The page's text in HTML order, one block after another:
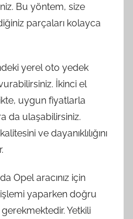
Bu yöntem, size
parçaları kolayca
yerel oto yedek
İkinci el
uygun fiyatlarla
da ulaşabilirsiniz.
ve dayanıklılığını
Opel aracınız için
yaparken doğru
Yetkili